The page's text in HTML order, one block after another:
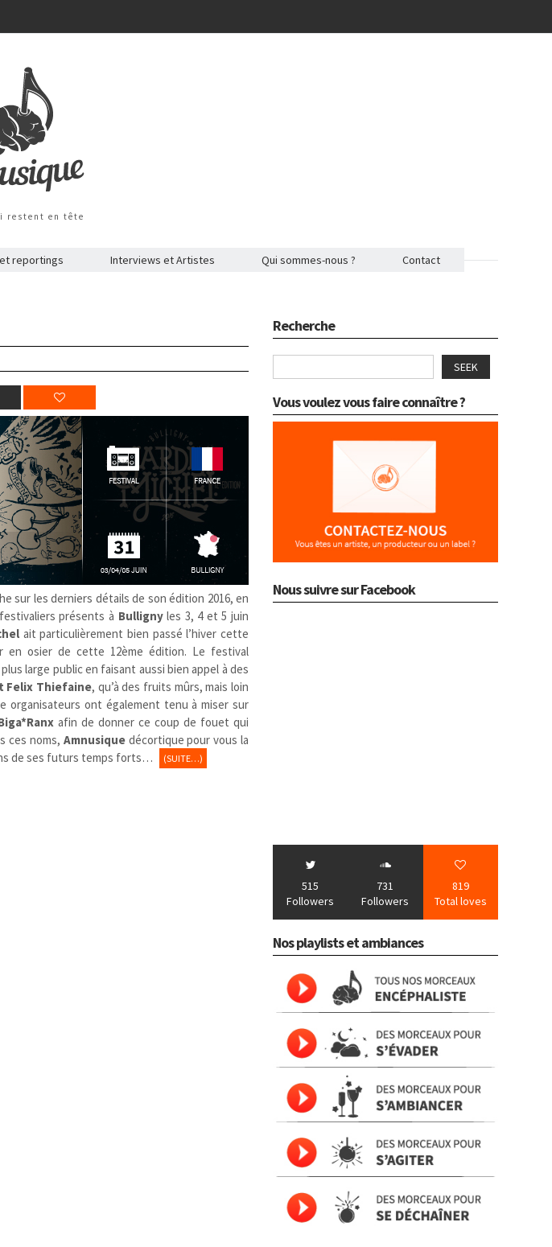
restent en tête
reportings Interviews et Artistes Qui sommes-nous ? Contact
sur les derniers détails de son édition 2016, en
présents à Bullignyles 3, 4 et 5 juin
ait particulièrement bien passé l’hiver cette
en osier de cette 12ème édition. Le festival
large public en faisant aussi bien appel à des
Felix Thiefaine, qu’à des fruits mûrs, mais loin
organisateurs ont également tenu à miser sur
afin de donner ce coup de fouet qui
ces noms, Amnusiquedécortique pour vous la
de ses futurs temps forts… (SUITE…)
Recherche
SEEK
Vous voulez vous faire connaître ?
Nous suivre sur Facebook
515
Followers
731
Followers
819
Total loves
Nos playlists et ambiances